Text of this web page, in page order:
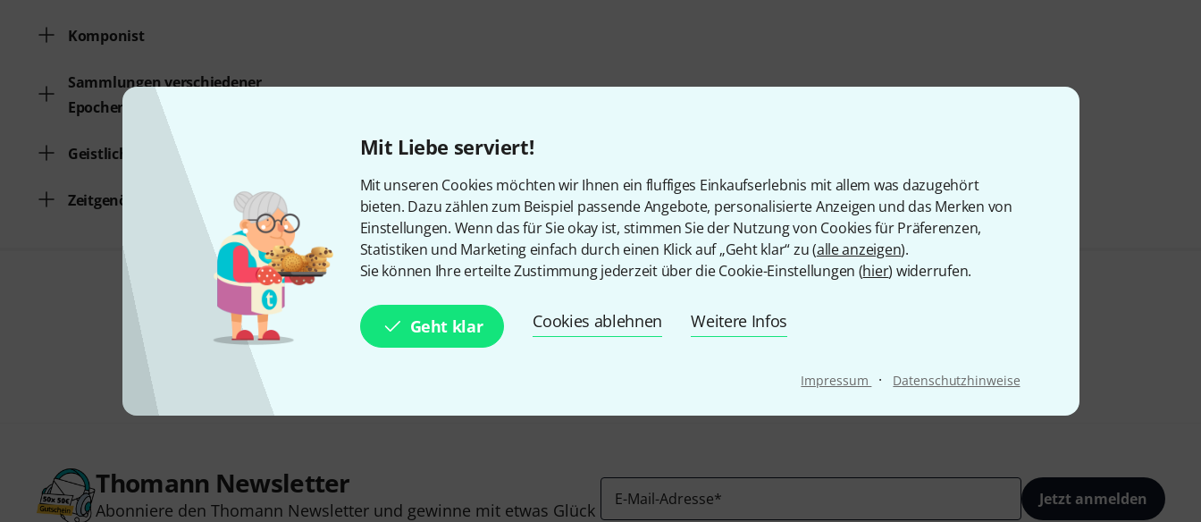
Mit Liebe serviert!
Mit unseren Cookies möchten wir Ihnen ein fluffiges Einkaufserlebnis mit allem was dazugehört
bieten. Dazu zählen zum Beispiel passende Angebote, personalisierte Anzeigen und das Merken von
Einstellungen. Wenn das für Sie okay ist, stimmen Sie der Nutzung von Cookies für Präferenzen,
Statistiken und Marketing einfach durch einen Klick auf „Geht klar“ zu (alle anzeigen).
Sie können Ihre erteilte Zustimmung jederzeit über die Cookie-Einstellungen (hier) widerrufen.
Geht klar Cookies ablehnen Weitere Infos
Impressum · Datenschutzhinweise
Komponist
Sammlungen verschiedener
Epochen
Geistliche Musik / Gottesdienst
Zeitgenössische Klassik
Thomann Newsletter
Abonniere den Thomann Newsletter und gewinne mit etwas Glück
E-Mail-Adresse* Jetzt anmelden